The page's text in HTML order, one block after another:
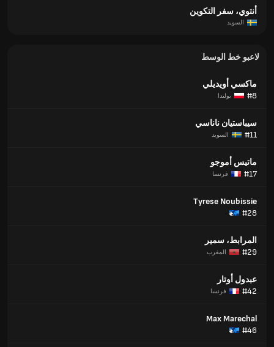
أنتوي، سفر التكوين
السويد
لاعبو خط الوسط
ماكسي أويديلي
#8
بولندا
سيباستيان ناناسي
#11
السويد
ماتيس أموجو
#17
فرنسا
Tyrese Noubissie
#28
المرابط، سمير
#29
المغرب
عبدول أوتار
#42
فرنسا
Max Marechal
#46